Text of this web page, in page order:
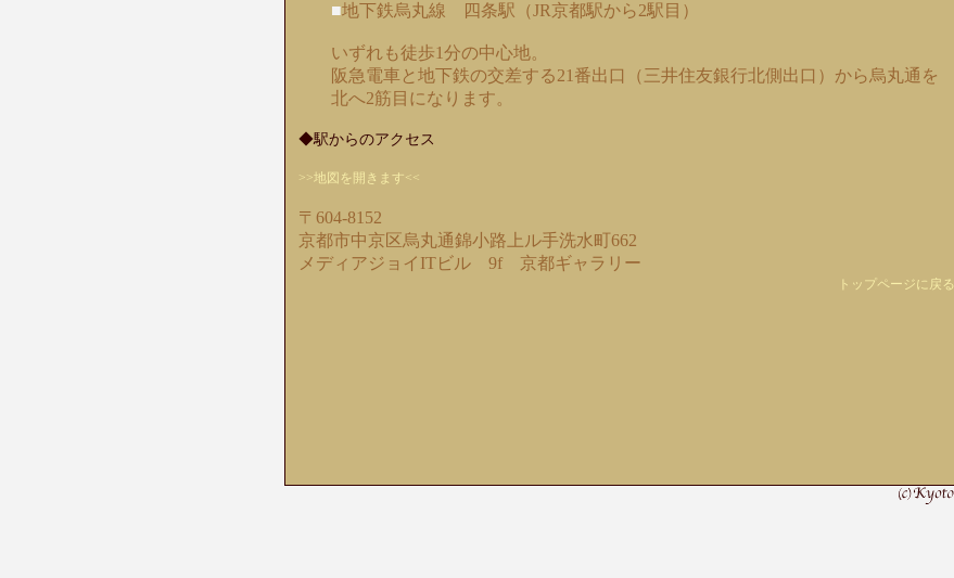
■地下鉄烏丸線 四条駅（JR京都駅から2駅目）
いずれも徒歩1分の中心地。
阪急電車と地下鉄の交差する21番出口（三井住友銀行北側出口）から烏丸通を
北へ2筋目になります。
◆駅からのアクセス
>>地図を開きます<<
〒604-8152
京都市中京区烏丸通錦小路上ル手洗水町662
メディアジョイITビル 9f 京都ギャラリー
トップページに戻る